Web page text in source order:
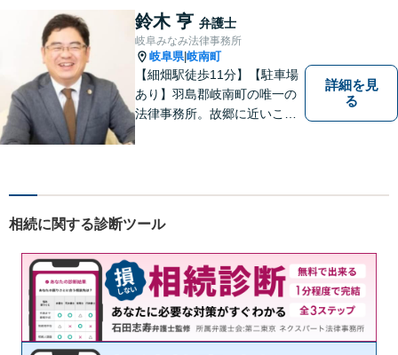
鈴木 亨 弁護士
岐阜みなみ法律事務所
岐阜県|岐南町
【細畑駅徒歩11分】【駐車場
あり】羽島郡岐南町の唯一の
法律事務所。故郷に近いこの
弁護士という垣根を超えて、
ます。【会社勤務経験あり】
詳細を見
る
相続に関する診断ツール